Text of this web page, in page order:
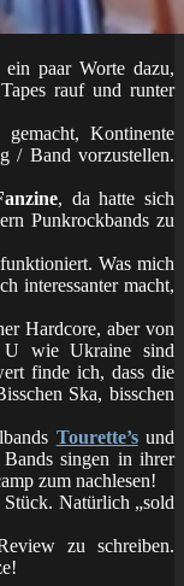
paar Worte dazu,
rauf und runter
Kontinente
/ Band vorzustellen.
, da hatte sich
Punkrockbands zu
Was mich
interessanter macht,
Hardcore, aber von
wie Ukraine sind
finde ich, dass die
Ska, bisschen
Tourette’sund
singen in ihrer
zum nachlesen!
Natürlich „sold
zu schreiben.